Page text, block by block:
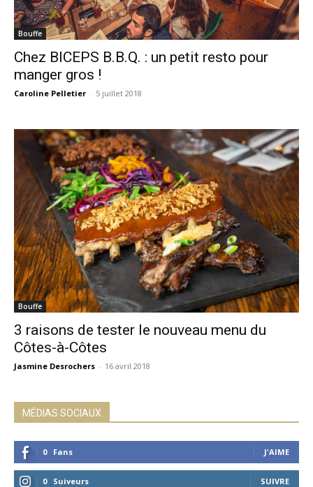
Bouffe
Chez BICEPS B.B.Q. : un petit resto pour
manger gros !
Caroline Pelletier - 5 juillet 2018
Bouffe
3 raisons de tester le nouveau menu du
Côtes-à-Côtes
Jasmine Desrochers - 16 avril 2018
MÉDIAS SOCIAUX
0 Fans J'AIME
0 Suiveurs SUIVRE